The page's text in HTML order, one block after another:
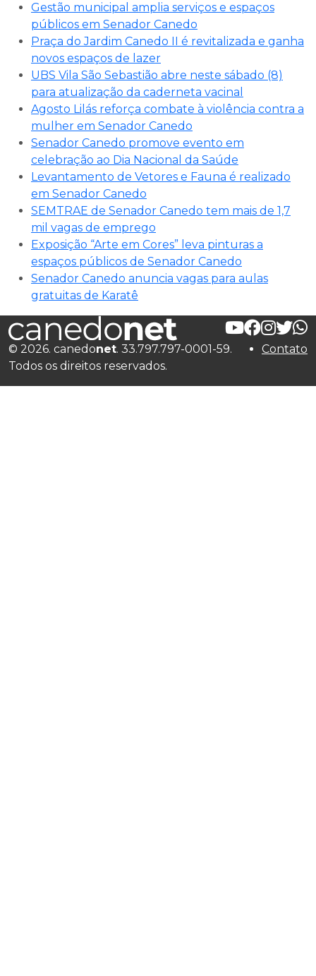
Gestão municipal amplia serviços e espaços
públicos em Senador Canedo
Praça do Jardim Canedo II é revitalizada e ganha
novos espaços de lazer
UBS Vila São Sebastião abre neste sábado (8)
para atualização da caderneta vacinal
Agosto Lilás reforça combate à violência contra a
mulher em Senador Canedo
Senador Canedo promove evento em
celebração ao Dia Nacional da Saúde
Levantamento de Vetores e Fauna é realizado
em Senador Canedo
SEMTRAE de Senador Canedo tem mais de 1,7
mil vagas de emprego
Exposição “Arte em Cores” leva pinturas a
espaços públicos de Senador Canedo
Senador Canedo anuncia vagas para aulas
gratuitas de Karatê
© 2026. canedonet. 33.797.797-0001-59.
Todos os direitos reservados.
Contato